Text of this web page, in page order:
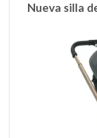
Nueva silla